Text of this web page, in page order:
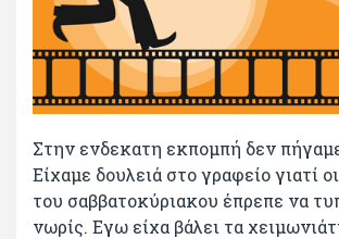
Στην ενδεκατη εκπομπή δεν
Είχαμε δουλειά στο γραφείο γιατί
του σαββατοκύριακου έπρεπε να
νωρίς. Εγω είχα βάλει τα